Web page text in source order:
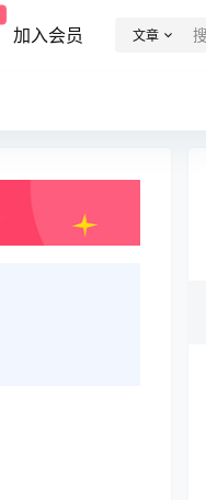
加入会员 文章